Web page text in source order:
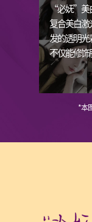
“必妩”美
复合美白激
发的透明光
不仅能修饰